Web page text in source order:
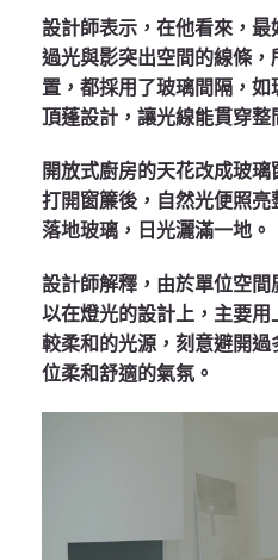
設計師表示，在他看來，
過光與影突出空間的線條
置，都採用了玻璃間隔，
頂蓬設計，讓光線能貫穿整
開放式廚房的天花改成玻
打開窗簾後，自然光便照亮
落地玻璃，日光灑滿一地。
設計師解釋，由於單位空
以在燈光的設計上，主要
較柔和的光源，刻意避開
位柔和舒適的氣氛。